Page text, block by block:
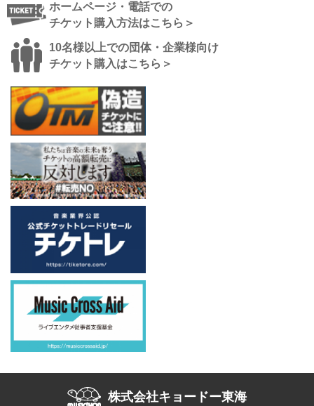
ホームページ・電話での
チケット購入方法はこちら＞
10名様以上での団体・企業様向け
チケット購入はこちら＞
株式会社キョードー東海